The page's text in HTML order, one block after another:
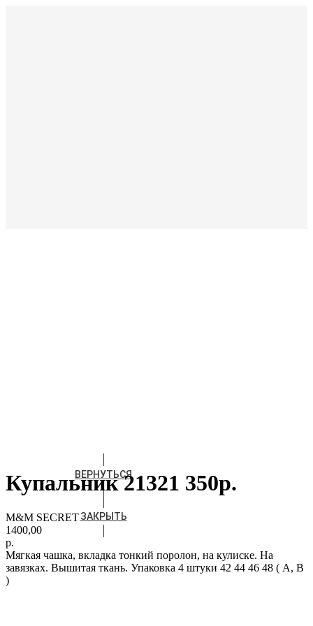
ВЕРНУТЬСЯ
ЗАКРЫТЬ
Купальник 21321 350р.
M&M SECRET
1400,00
р.
Мягкая чашка, вкладка тонкий поролон, на кулиске. На
завязках. Вышитая ткань. Упаковка 4 штуки 42 44 46 48 ( A, B
)